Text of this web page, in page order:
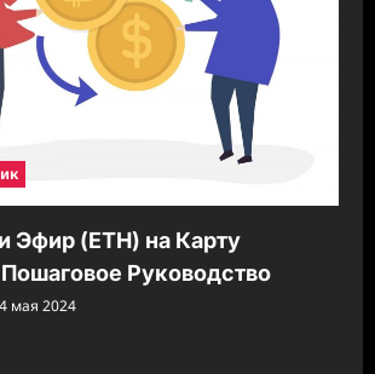
Эфир (ETH) на Карту
Руководство
мая 2024